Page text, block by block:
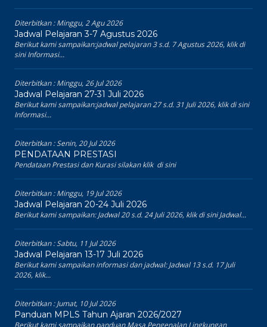
Diterbitkan :Minggu, 2 Agu 2026
Jadwal Pelajaran 3-7 Agustus 2026
Berikut kami sampaikan:jadwal pelajaran 3 s.d. 7 Agustus 2026, klik di
sini Informasi...
Diterbitkan :Minggu, 26 Jul 2026
Jadwal Pelajaran 27-31 Juli 2026
Berikut kami sampaikan:jadwal pelajaran 27 s.d. 31 Juli 2026, klik di sini
Informasi...
Diterbitkan :Senin, 20 Jul 2026
PENDATAAN PRESTASI
Pendataan Prestasi dan Kurasi silakan klik di sini
Diterbitkan :Minggu, 19 Jul 2026
Jadwal Pelajaran 20-24 Juli 2026
Berikut kami sampaikan: Jadwal 20 s.d. 24 Juli 2026, klik di sini Jadwal...
Diterbitkan :Sabtu, 11 Jul 2026
Jadwal Pelajaran 13-17 Juli 2026
Berikut kami sampaikan informasi dan jadwal: Jadwal 13 s.d. 17 Juli
2026, klik...
Diterbitkan :Jumat, 10 Jul 2026
Panduan MPLS Tahun Ajaran 2026/2027
Berikut kami sampaikan panduan Masa Pengenalan Lingkungan